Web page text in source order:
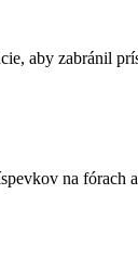
aby zabránil
na fórach